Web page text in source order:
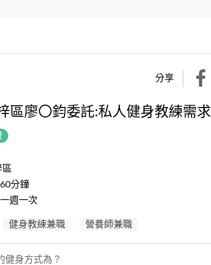
分享
區廖〇鈞委託:私人健身教練需求
分鐘
週一次
健身教練兼職 營養師兼職
健身方式為？